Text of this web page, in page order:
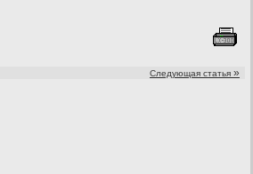
Следующая статья »